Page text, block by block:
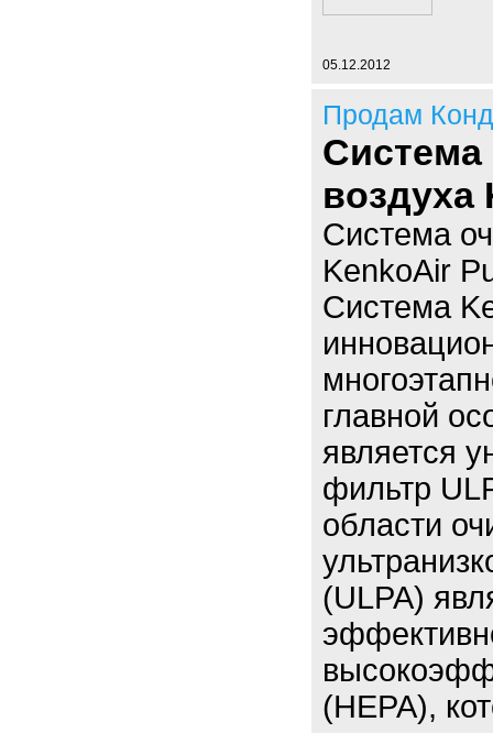
05.12.2012
Продам
Система
Система
KenkoAir
Система
главной
является
фильтр
области
(ULPA)
(HEPA),